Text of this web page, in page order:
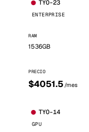
TYO-23
ENTERPRISE
RAM
1536GB
PRECIO
$4051.5 /mes
TYO-14
GPU